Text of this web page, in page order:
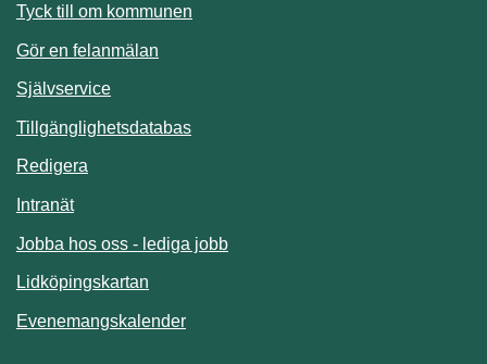
Tyck till om kommunen
Gör en felanmälan
SjälvserviceLänk till annan webbplats.
TillgänglighetsdatabasLänk till annan webbplats.
Redigera
IntranätLänk till annan webbplats.
Jobba hos oss - lediga jobb
Lidköpingskartan
EvenemangskalenderLänk till annan webbplats.